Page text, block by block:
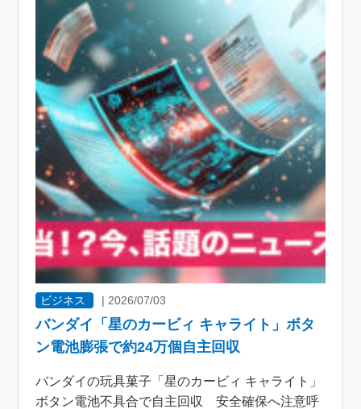
ビジネス | 2026/07/03
バンダイ「星のカービィ キャライト」ボタ
ン電池膨張で約24万個自主回収
バンダイの玩具菓子「星のカービィ キャライト」
ボタン電池不具合で自主回収 安全確保へ注意呼